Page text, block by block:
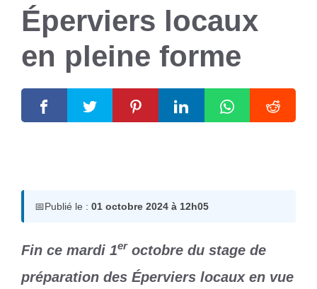
Éperviers locaux
en pleine forme
📅Publié le : 01 octobre 2024 à 12h05
Fin ce mardi 1eroctobre du stage de
préparation des Éperviers locaux en vue